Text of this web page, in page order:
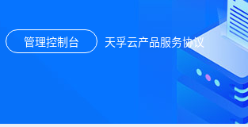
管理控制台 天孚云产品服务协议